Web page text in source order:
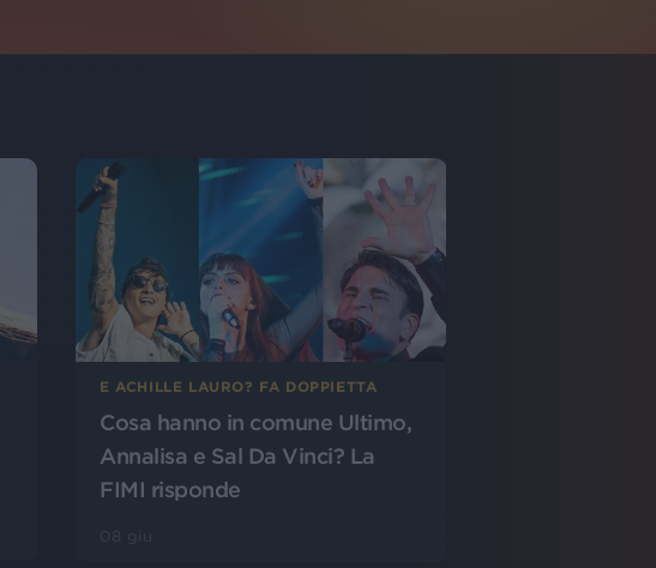
E ACHILLE LAURO? FA DOPPIETTA
Cosa hanno in comune Ultimo,
Annalisa e Sal Da Vinci? La
FIMI risponde